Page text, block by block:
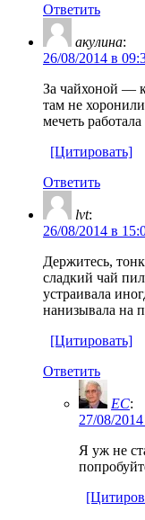
Ответить
акулина:
26/08/2014 в
За чайхоной —
там не
мечеть работала
[Цитировать]
Ответить
lvt:
26/08/2014 в
Держитесь,
сладкий чай
устраивала
нанизывала на
[Цитировать]
Ответить
EC:
27/08/
Я уж не